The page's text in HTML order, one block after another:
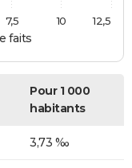
faits
10
7,5 12,5
Pour 1 000
habitants
3,73 ‰